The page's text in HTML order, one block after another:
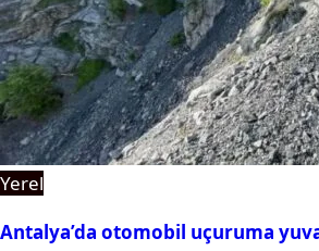
Yerel
Antalya’da otomobil uçuruma